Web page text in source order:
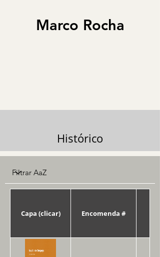
Marco Rocha
Histórico
Capa (clicar) Encomenda #